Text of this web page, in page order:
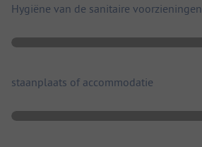
Hygiëne van de sanitaire voorzieningen
staanplaats of accommodatie